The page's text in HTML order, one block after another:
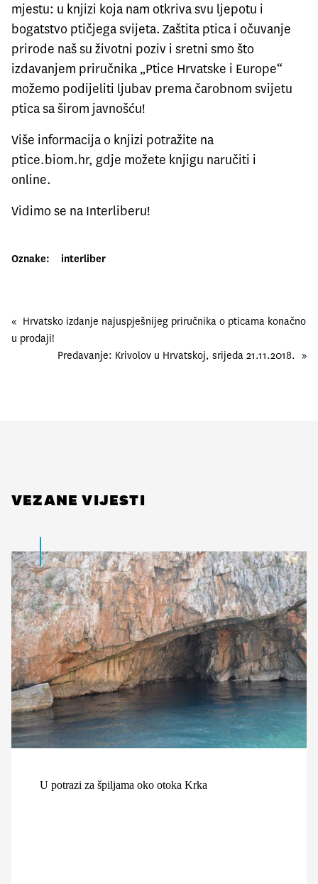
mjestu: u knjizi koja nam otkriva svu ljepotu i
bogatstvo ptičjega svijeta. Zaštita ptica i očuvanje
prirode naš su životni poziv i sretni smo što
izdavanjem priručnika „Ptice Hrvatske i Europe“
možemo podijeliti ljubav prema čarobnom svijetu
ptica sa širom javnošću!
Više informacija o knjizi potražite na
ptice.biom.hr, gdje možete knjigu naručiti i
online.
Vidimo se na Interliberu!
Oznake: interliber
« Hrvatsko izdanje najuspješnijeg priručnika o pticama konačno
u prodaji!
Predavanje: Krivolov u Hrvatskoj, srijeda 21.11.2018.
»
VEZANE VIJESTI
U potrazi za špiljama oko otoka Krka